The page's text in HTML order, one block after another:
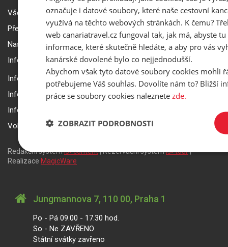
Všeobecné smluvní podmínky a reklamační řád
Přepravní podmínky Smartwings
Nastavení a ochrana soukromí
Informace k rezervaci zájezdu
Informace k pojištění
Informace k letecké přepravě
Informace k ubytování a pobytu
Volitelné doplňkové služby
Redakční systémis>content| Rezervační systémis>tour|
Realizace MagicWare
Jungmannova 7, 110 00, Praha 1
Po - Pá 09.00 - 17.30 hod.
So - Ne ZAVŘENO
Státní svátky zavřeno
označuje i datové soubory, které naše cestovní
využívá na těchto webových stránkách. K čemu?
web canariatravel.cz fungoval tak, jak má, abyste
informace, které skutečně hledáte, a aby pro vás
kanárské dovolené bylo co nejjednodušší.
Abychom však tyto datové soubory cookies mohli
potřebujeme Váš souhlas. Dovolíte nám to? Bližší
práce se soubory cookies naleznete zde.
ZOBRAZIT PODROBNOSTI